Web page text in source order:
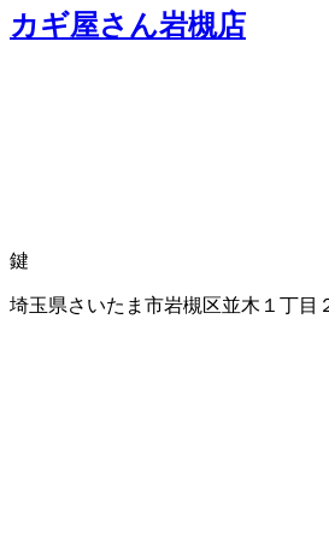
カギ屋さん岩槻店
鍵
埼玉県さいたま市岩槻区並木１丁目